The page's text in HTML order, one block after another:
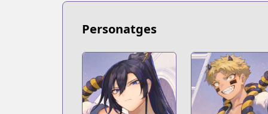
https://www.mangaupdates.com/
Book☆Walker
Personatges